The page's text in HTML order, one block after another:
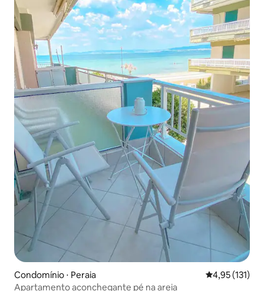
Condomínio ⋅ Peraia 4,95 de uma
4,95 (131)
Apartamento aconchegante pé na areia